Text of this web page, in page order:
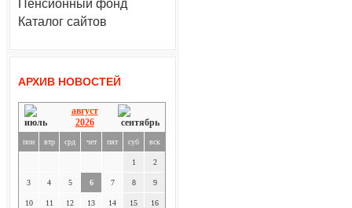
Пенсионный фонд
Каталог сайтов
АРХИВ НОВОСТЕЙ
август
2026
пон втр срд чет пят суб вск
1 2
3 4 5 6 7 8 9
10 11 12 13 14 15 16